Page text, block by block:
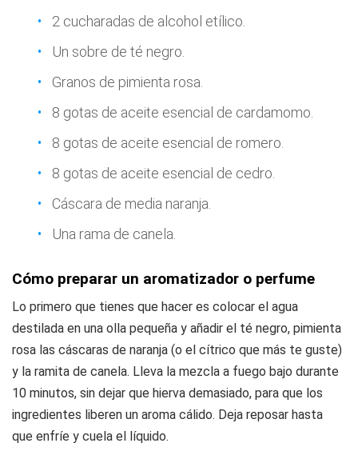
2 cucharadas de alcohol etílico.
Un sobre de té negro.
Granos de pimienta rosa.
8 gotas de aceite esencial de cardamomo.
8 gotas de aceite esencial de romero.
8 gotas de aceite esencial de cedro.
Cáscara de media naranja.
Una rama de canela.
Cómo preparar un aromatizador o perfume
Lo primero que tienes que hacer es colocar el agua
destilada en una olla pequeña y añadir el té negro, pimienta
rosa las cáscaras de naranja (o el cítrico que más te guste)
y la ramita de canela. Lleva la mezcla a fuego bajo durante
10 minutos, sin dejar que hierva demasiado, para que los
ingredientes liberen un aroma cálido. Deja reposar hasta
que enfríe y cuela el líquido.